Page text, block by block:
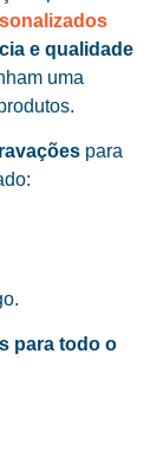
e qualidade
uma
para
para todo o